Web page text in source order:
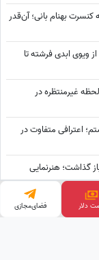
بهنام بانی؛ آن‌قدر
ویوی ابدی فرشته تا
غیرمنتظره در
اعترافی متفاوت در
گذاشت؛ هنرنمایی
تقوایی با لباس های
شهاب حسینی، مارال
دلار فضای‌مجازی